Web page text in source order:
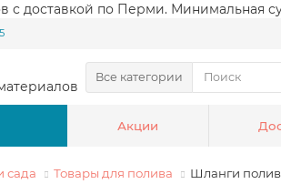
с доставкой по Перми. Минимальная
Все категории
Акции
сада Товары для полива Шланги